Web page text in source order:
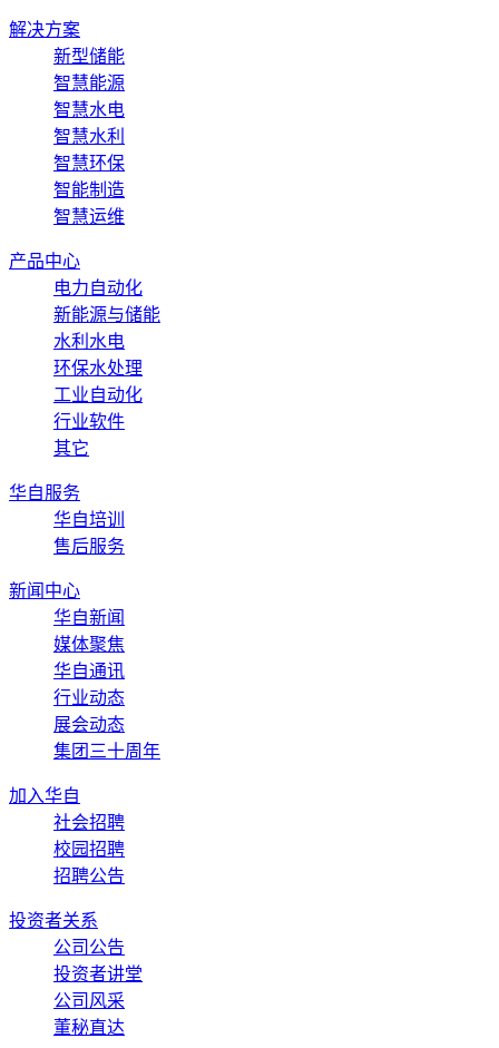
解决方案
新型储能
智慧能源
智慧水电
智慧水利
智慧环保
智能制造
智慧运维
产品中心
电力自动化
新能源与储能
水利水电
环保水处理
工业自动化
行业软件
其它
华自服务
华自培训
售后服务
新闻中心
华自新闻
媒体聚焦
华自通讯
行业动态
展会动态
集团三十周年
加入华自
社会招聘
校园招聘
招聘公告
投资者关系
公司公告
投资者讲堂
公司风采
董秘直达